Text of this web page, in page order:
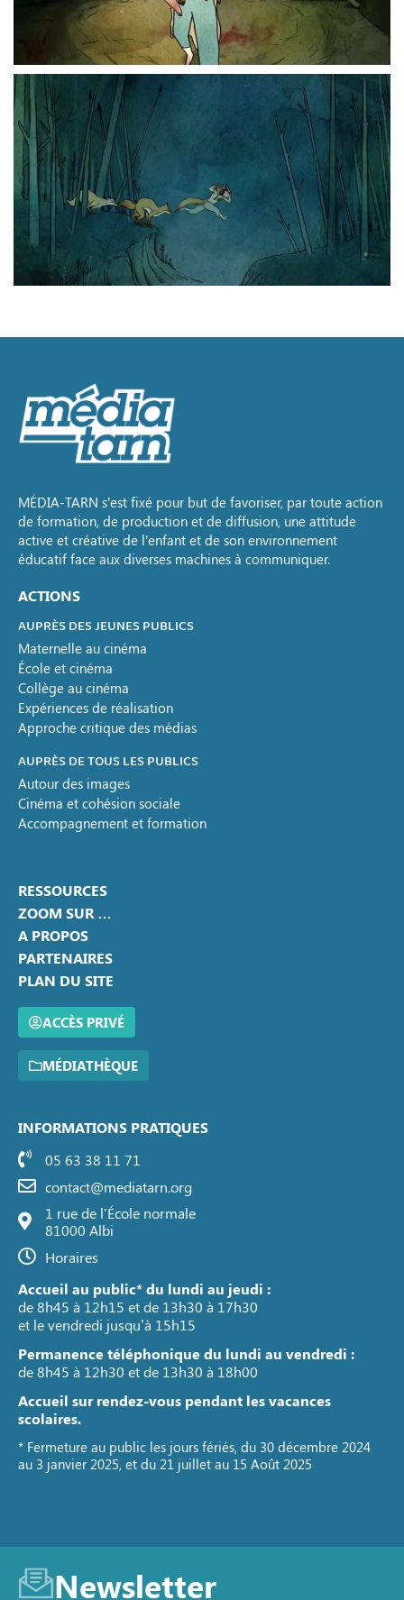
MÉDIA-TARN s’est fixé pour but de favoriser, par toute action
de formation, de production et de diffusion, une attitude
active et créative de l’enfant et de son environnement
éducatif face aux diverses machines à communiquer.
ACTIONS
AUPRÈS DES JEUNES PUBLICS
Maternelle au cinéma
École et cinéma
Collège au cinéma
Expériences de réalisation
Approche critique des médias
AUPRÈS DE TOUS LES PUBLICS
Autour des images
Cinéma et cohésion sociale
Accompagnement et formation
RESSOURCES
ZOOM SUR …
A PROPOS
PARTENAIRES
PLAN DU SITE
ACCÈS PRIVÉ
MÉDIATHÈQUE
INFORMATIONS PRATIQUES
05 63 38 11 71
contact@mediatarn.org
1 rue de l'École normale
81000 Albi
Horaires
Accueil au public* du lundi au jeudi :
de 8h45 à 12h15 et de 13h30 à 17h30
et le vendredi jusqu’à 15h15
Permanence téléphonique du lundi au vendredi :
de 8h45 à 12h30 et de 13h30 à 18h00
Accueil sur rendez-vous pendant les vacances
scolaires.
* Fermeture au public les jours fériés, du 30 décembre 2024
au 3 janvier 2025, et du 21 juillet au 15 Août 2025
Newsletter